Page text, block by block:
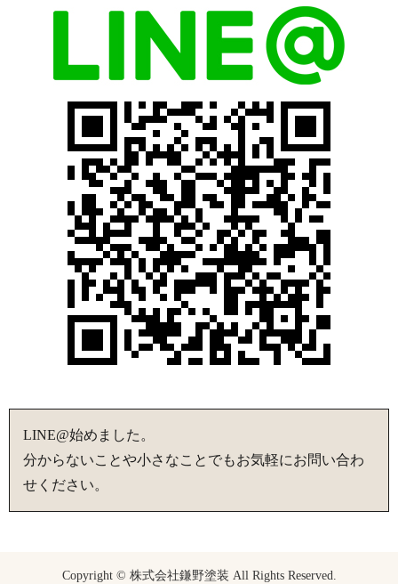
LINE@始めました。
分からないことや小さなことでもお気軽にお問い合わ
せください。
Copyright © 株式会社鎌野塗装 All Rights Reserved.